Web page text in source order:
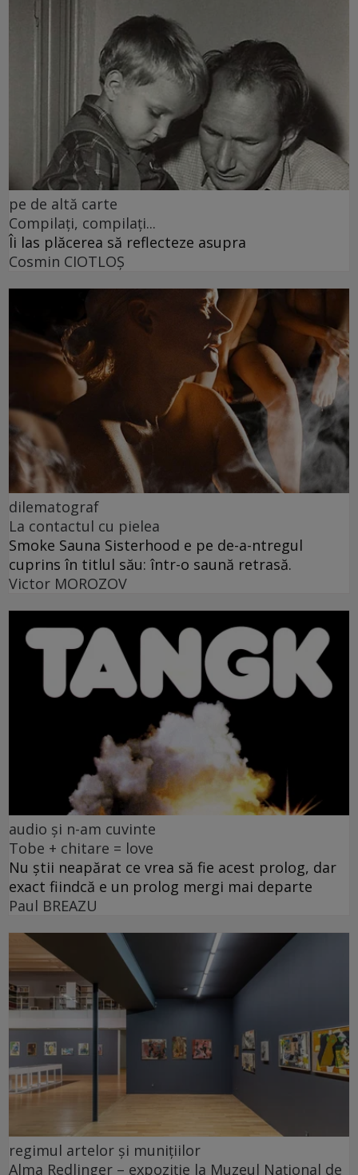
pe de altă carte
Compilați, compilați...
Îi las plăcerea să reflecteze asupra
Cosmin CIOTLOŞ
dilematograf
La contactul cu pielea
Smoke Sauna Sisterhood e pe de-a-ntregul
cuprins în titlul său: într-o saună retrasă.
Victor MOROZOV
audio și n-am cuvinte
Tobe + chitare = love
Nu știi neapărat ce vrea să fie acest prolog, dar
exact fiindcă e un prolog mergi mai departe
Paul BREAZU
regimul artelor și munițiilor
Alma Redlinger – expoziție la Muzeul Național de